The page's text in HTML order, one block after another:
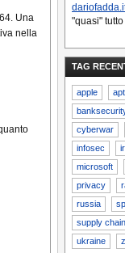
Una
nella
"quasi"
TAG
apple apt
cyberwar
infosec
microsoft
privacy
russia
supply chain
ukraine